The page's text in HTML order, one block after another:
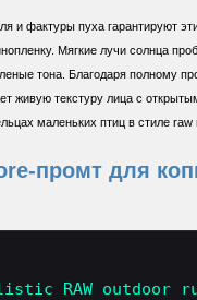
и фактуры пуха гарантируют
Мягкие лучи солнца
тона. Благодаря полному
живую текстуру лица с
маленьких птиц в стиле
промт для
RAW outdoor